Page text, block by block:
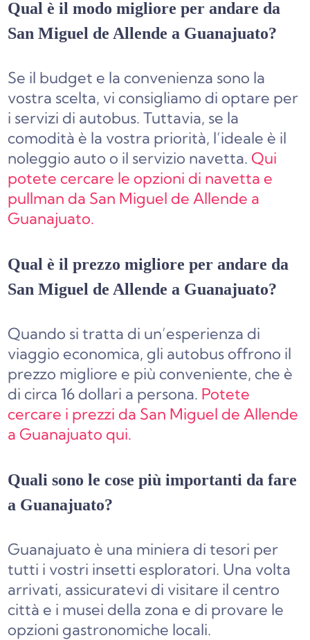
Qual è il modo migliore per andare da
San Miguel de Allende a Guanajuato?
Se il budget e la convenienza sono la
vostra scelta, vi consigliamo di optare per
i servizi di autobus. Tuttavia, se la
comodità è la vostra priorità, l’ideale è il
noleggio auto o il servizio navetta. Qui
potete cercare le opzioni di navetta e
pullman da San Miguel de Allende a
Guanajuato.
Qual è il prezzo migliore per andare da
San Miguel de Allende a Guanajuato?
Quando si tratta di un’esperienza di
viaggio economica, gli autobus offrono il
prezzo migliore e più conveniente, che è
di circa 16 dollari a persona. Potete
cercare i prezzi da San Miguel de Allende
a Guanajuato qui.
Quali sono le cose più importanti da fare
a Guanajuato?
Guanajuato è una miniera di tesori per
tutti i vostri insetti esploratori. Una volta
arrivati, assicuratevi di visitare il centro
città e i musei della zona e di provare le
opzioni gastronomiche locali.